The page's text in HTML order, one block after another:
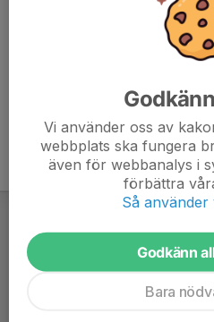
Vi använder oss av
webbplats ska fungera
även för webbanalys i
förbättra
Så använder
Godkänn
Bara